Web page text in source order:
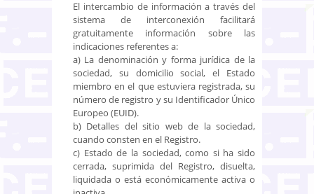
El intercambio de información a través del
sistema de interconexión facilitará
gratuitamente información sobre las
indicaciones referentes a:
a) La denominación y forma jurídica de la
sociedad, su domicilio social, el Estado
miembro en el que estuviera registrada, su
número de registro y su Identificador Único
Europeo (EUID).
b) Detalles del sitio web de la sociedad,
cuando consten en el Registro.
c) Estado de la sociedad, como si ha sido
cerrada, suprimida del Registro, disuelta,
liquidada o está económicamente activa o